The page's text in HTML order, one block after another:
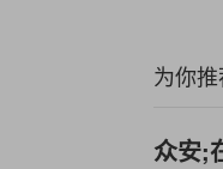
为你
众安;